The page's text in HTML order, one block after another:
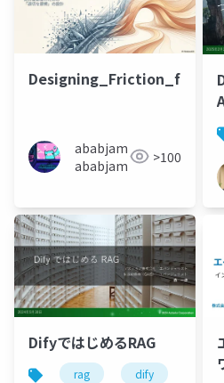
ababjam
ababjam
>100
DifyではじめるRAG
rag dify